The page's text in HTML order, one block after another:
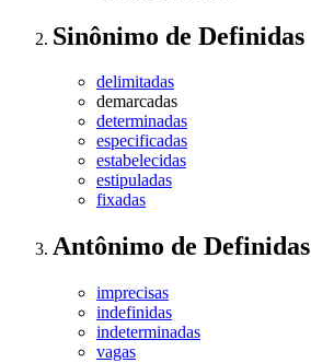
Sinônimo de Definidas
delimitadas
demarcadas
determinadas
especificadas
estabelecidas
estipuladas
fixadas
Antônimo de Definidas
imprecisas
indefinidas
indeterminadas
vagas